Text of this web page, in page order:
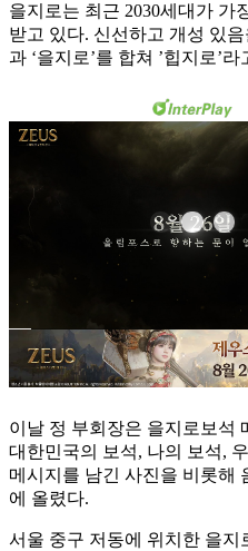
을지로는 최근 2030세대가 가
받고 있다. 신선하고 개성 있
과 ‘을지로’를 합쳐 ’힙지로’
이날 정 부회장은 을지로보석
대한민국의 보석, 나의 보석,
메시지를 남긴 사진을 비롯해
에 올렸다.
서울 중구 저동에 위치한 을